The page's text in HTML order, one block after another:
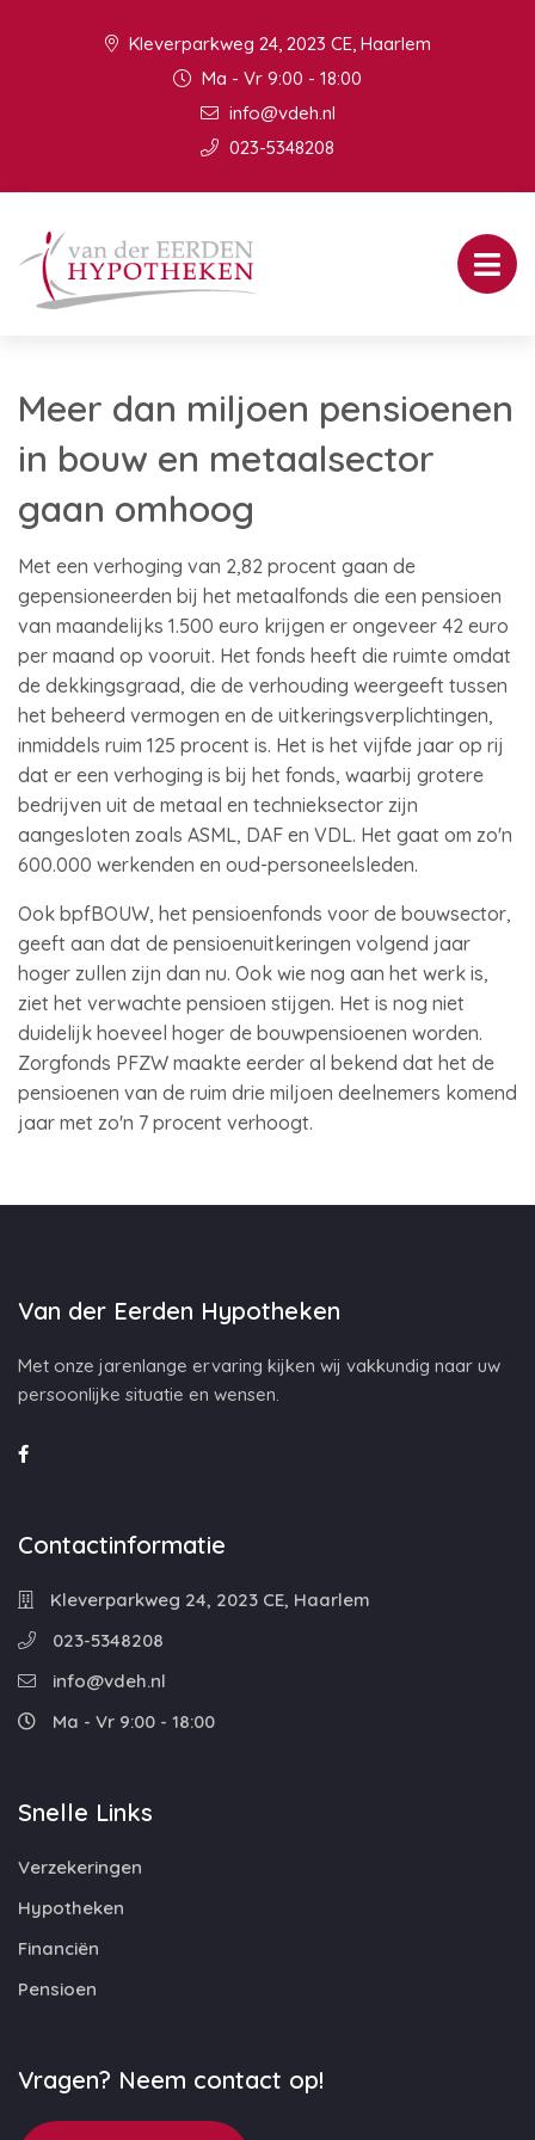
Kleverparkweg 24, 2023 CE, Haarlem
Ma - Vr 9:00 - 18:00
info@vdeh.nl
023-5348208
Meer dan miljoen pensioenen
in bouw en metaalsector
gaan omhoog
Met een verhoging van 2,82 procent gaan de
gepensioneerden bij het metaalfonds die een pensioen
van maandelijks 1.500 euro krijgen er ongeveer 42 euro
per maand op vooruit. Het fonds heeft die ruimte omdat
de dekkingsgraad, die de verhouding weergeeft tussen
het beheerd vermogen en de uitkeringsverplichtingen,
inmiddels ruim 125 procent is. Het is het vijfde jaar op rij
dat er een verhoging is bij het fonds, waarbij grotere
bedrijven uit de metaal en technieksector zijn
aangesloten zoals ASML, DAF en VDL. Het gaat om zo'n
600.000 werkenden en oud-personeelsleden.
Ook bpfBOUW, het pensioenfonds voor de bouwsector,
geeft aan dat de pensioenuitkeringen volgend jaar
hoger zullen zijn dan nu. Ook wie nog aan het werk is,
ziet het verwachte pensioen stijgen. Het is nog niet
duidelijk hoeveel hoger de bouwpensioenen worden.
Zorgfonds PFZW maakte eerder al bekend dat het de
pensioenen van de ruim drie miljoen deelnemers komend
jaar met zo'n 7 procent verhoogt.
Van der Eerden Hypotheken
Met onze jarenlange ervaring kijken wij vakkundig naar uw
persoonlijke situatie en wensen.
Contactinformatie
Kleverparkweg 24, 2023 CE, Haarlem
023-5348208
info@vdeh.nl
Ma - Vr 9:00 - 18:00
Snelle Links
Verzekeringen
Hypotheken
Financiën
Pensioen
Vragen? Neem contact op!